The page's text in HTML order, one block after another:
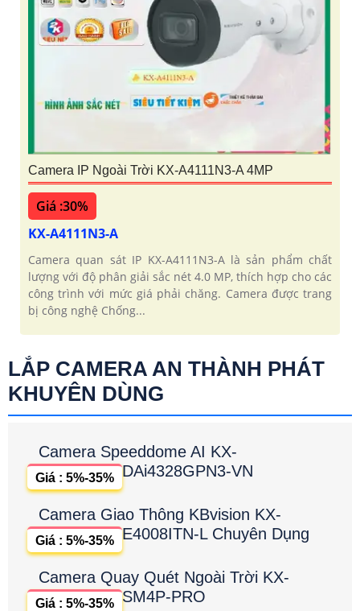
Camera IP Ngoài Trời KX-A4111N3-A 4MP
Giá :30%
KX-A4111N3-A
Camera quan sát IP KX-A4111N3-A là sản phẩm chất
lượng với độ phân giải sắc nét 4.0 MP, thích hợp cho các
công trình với mức giá phải chăng. Camera được trang
bị công nghệ Chống...
LẮP CAMERA AN THÀNH PHÁT
KHUYÊN DÙNG
Camera Speeddome AI KX-
DAi4328GPN3-VN
Giá : 5%-35%
Camera Giao Thông KBvision KX-
E4008ITN-L Chuyên Dụng
Giá : 5%-35%
Camera Quay Quét Ngoài Trời KX-
SM4P-PRO
Giá : 5%-35%